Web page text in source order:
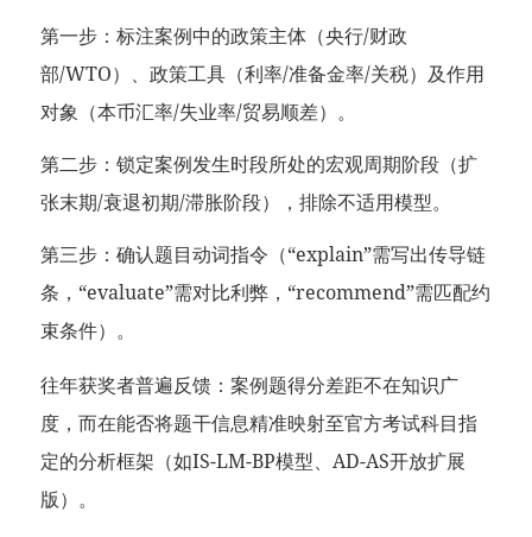
第一步：标注案例中的政策主体（央行/财政
部/WTO）、政策工具（利率/准备金率/关税）及作用
对象（本币汇率/失业率/贸易顺差）。
第二步：锁定案例发生时段所处的宏观周期阶段（扩
张末期/衰退初期/滞胀阶段），排除不适用模型。
第三步：确认题目动词指令（“explain”需写出传导链
条，“evaluate”需对比利弊，“recommend”需匹配约
束条件）。
往年获奖者普遍反馈：案例题得分差距不在知识广
度，而在能否将题干信息精准映射至官方考试科目指
定的分析框架（如IS-LM-BP模型、AD-AS开放扩展
版）。